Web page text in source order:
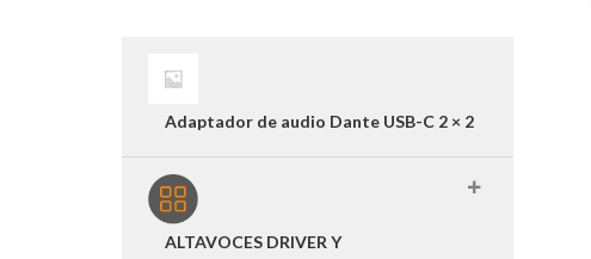
Adaptador de audio Dante USB-C 2 × 2
ALTAVOCES DRIVER Y